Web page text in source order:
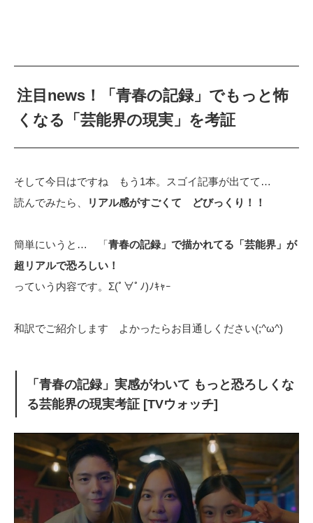
注目news！「青春の記録」でもっと怖
くなる「芸能界の現実」を考証
そして今日はですね もう1本。スゴイ記事が出てて…
読んでみたら、
リアル感がすごくて どびっくり！！
簡単にいうと… 「青春の記録」で描かれてる「芸能界」が
超リアルで恐ろしい！
っていう内容です。Σ(ﾟ∀ﾟﾉ)ﾉｷｬｰ
和訳でご紹介します よかったらお目通しください(;^ω^)
「青春の記録」実感がわいて もっと恐ろしくな
る芸能界の現実考証 [TVウォッチ]